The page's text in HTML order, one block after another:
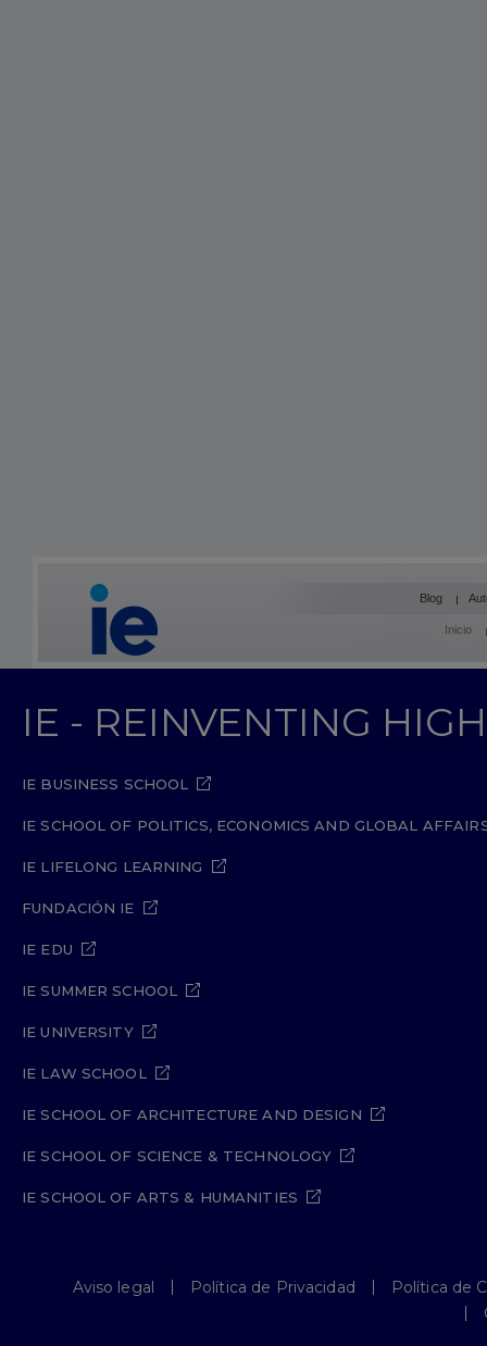
Blog
Inicio
IE - REINVENTING
IE BUSINESS SCHOOL
IE SCHOOL OF POLITICS, ECONOMICS AND GLOBAL
IE LIFELONG LEARNING
FUNDACIÓN IE
IE EDU
IE SUMMER SCHOOL
IE UNIVERSITY
IE LAW SCHOOL
IE SCHOOL OF ARCHITECTURE AND DESIGN
IE SCHOOL OF SCIENCE & TECHNOLOGY
IE SCHOOL OF ARTS & HUMANITIES
Aviso legal Política de Privacidad
Política de